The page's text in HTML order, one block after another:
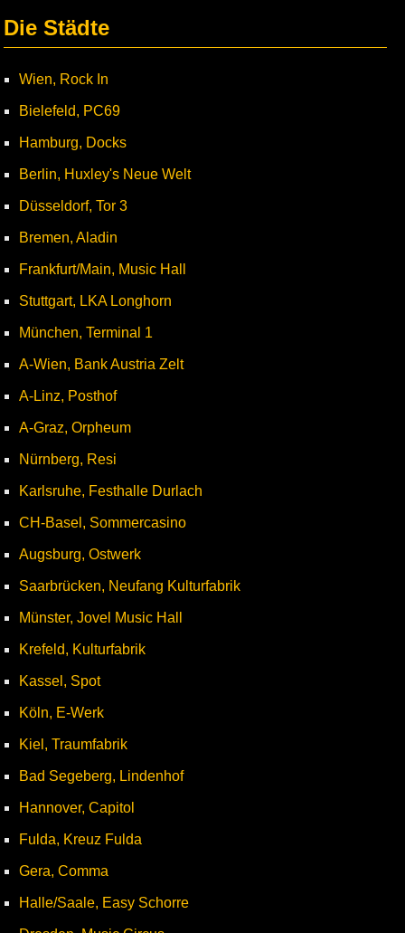
Die Städte
Wien, Rock In
Bielefeld, PC69
Hamburg, Docks
Berlin, Huxley's Neue Welt
Düsseldorf, Tor 3
Bremen, Aladin
Frankfurt/Main, Music Hall
Stuttgart, LKA Longhorn
München, Terminal 1
A-Wien, Bank Austria Zelt
A-Linz, Posthof
A-Graz, Orpheum
Nürnberg, Resi
Karlsruhe, Festhalle Durlach
CH-Basel, Sommercasino
Augsburg, Ostwerk
Saarbrücken, Neufang Kulturfabrik
Münster, Jovel Music Hall
Krefeld, Kulturfabrik
Kassel, Spot
Köln, E-Werk
Kiel, Traumfabrik
Bad Segeberg, Lindenhof
Hannover, Capitol
Fulda, Kreuz Fulda
Gera, Comma
Halle/Saale, Easy Schorre